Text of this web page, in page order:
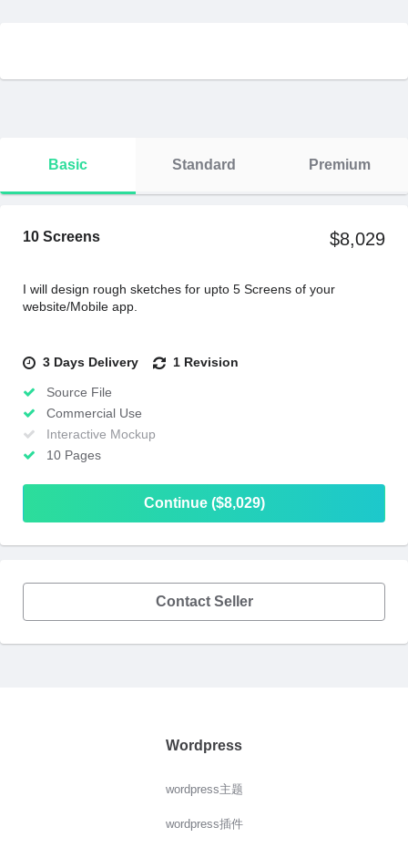
Basic Standard Premium
10 Screens $8,029
I will design rough sketches for upto 5 Screens of your
website/Mobile app.
3 Days Delivery 1 Revision
Source File
Commercial Use
Interactive Mockup
10 Pages
Continue ($8,029)
Contact Seller
Wordpress
wordpress主题
wordpress插件